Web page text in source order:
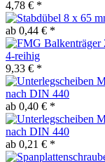
4,78 € *
ab 0,44 € *
4-reihig
9,33 € *
nach DIN 440
ab 0,40 € *
nach DIN 440
ab 0,21 € *